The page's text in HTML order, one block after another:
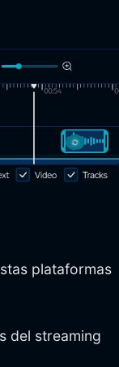
plataformas
del streaming